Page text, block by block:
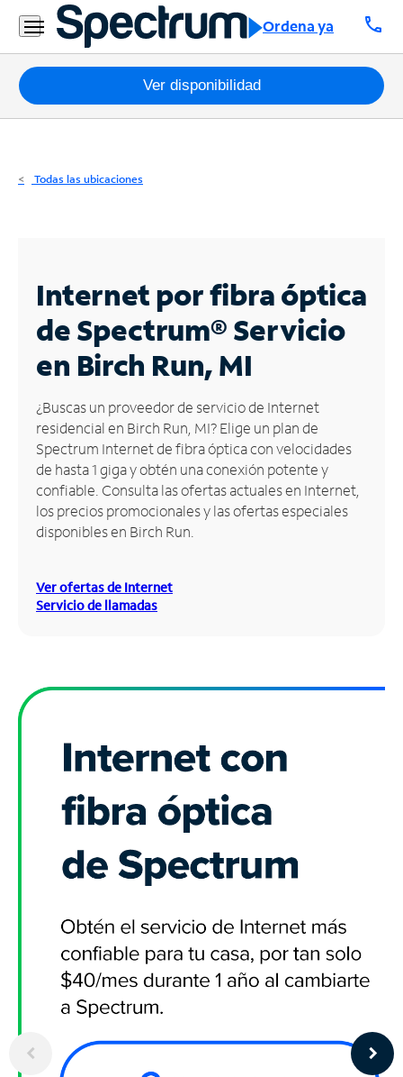
Ordena ya call
Residencial
Business
Paquetes
Internet
Business
Contáctanos
Inglés
Administrar
cuenta
Encuentra
una
tienda
Ver disponibilidad
Todas las ubicaciones
Internet por fibra óptica
de Spectrum®Servicio
en Birch Run, MI
¿Buscas un proveedor de servicio de Internet
residencial en Birch Run, MI? Elige un plan de
Spectrum Internet de fibra óptica con velocidades
de hasta 1 giga y obtén una conexión potente y
confiable. Consulta las ofertas actuales en Internet,
los precios promocionales y las ofertas especiales
disponibles en Birch Run.
Ver ofertas de Internet
Servicio de llamadas